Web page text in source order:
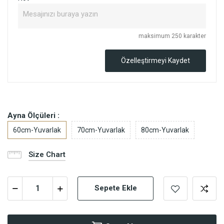
maksimum 250 karakter
Özelleştirmeyi Kaydet
Ayna Ölçüleri :
60cm-Yuvarlak 70cm-Yuvarlak 80cm-Yuvarlak
Size Chart
Sepete Ekle